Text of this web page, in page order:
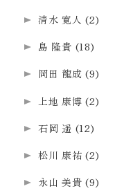
清水 寛人 (2)
島 隆貴 (18)
岡田 龍成 (9)
上地 康博 (2)
石岡 遥 (12)
松川 康祐 (2)
永山 美貴 (9)